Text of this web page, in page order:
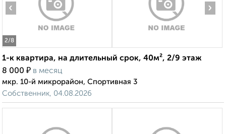
2/8
‹ ›
1-к квартира, на длительный срок, 40м², 2/9 этаж
8 000 ₽ в месяц
мкр. 10-й микрорайон, Спортивная 3
Собственник, 04.08.2026